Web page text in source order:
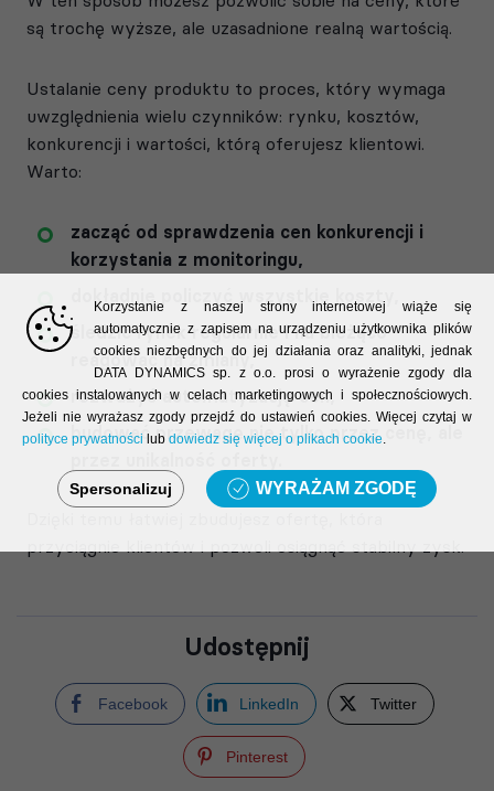
są trochę wyższe, ale uzasadnione realną wartością.
Ustalanie ceny produktu to proces, który wymaga
uwzględnienia wielu czynników: rynku, kosztów,
konkurencji i wartości, którą oferujesz klientowi.
Warto:
zacząć od sprawdzenia cen konkurencji i
korzystania z monitoringu,
śledzić rynek regularnie i na bieżąco
reagować na zmiany,
rozważyć automatyzację cen,
budować przewagę nie tylko przez cenę, ale
Udostępnij
Facebook LinkedIn Twitter
Pinterest
Korzystanie z naszej strony internetowej wiąże się
automatycznie z zapisem na urządzeniu użytkownika plików
cookies niezbędnych do jej działania oraz analityki, jednak
DATA DYNAMICS sp. z o.o. prosi o wyrażenie zgody dla
cookies instalowanych w celach marketingowych i społecznościowych.
Jeżeli nie wyrażasz zgody przejdź do ustawień cookies. Więcej czytaj w
polityce prywatności lub dowiedz się więcej o plikach cookie.
Spersonalizuj WYRAŻAM ZGODĘ